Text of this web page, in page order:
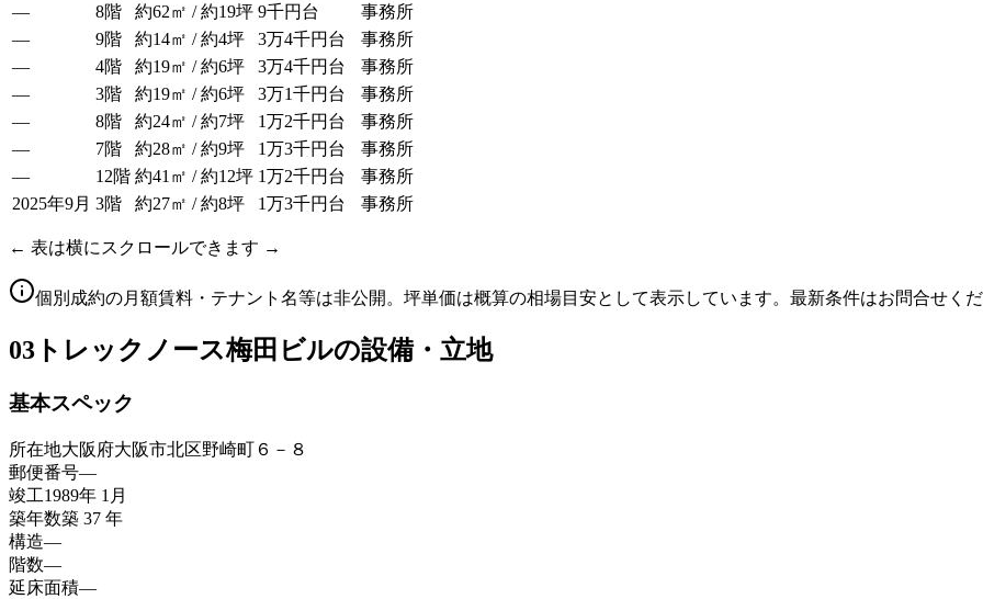
—
8階 約62㎡ / 約19坪 9千円台
事務所
—
9階 約14㎡ / 約4坪 3万4千円台
事務所
—
4階 約19㎡ / 約6坪 3万4千円台
事務所
—
3階 約19㎡ / 約6坪 3万1千円台
事務所
—
8階 約24㎡ / 約7坪 1万2千円台
事務所
—
7階 約28㎡ / 約9坪 1万3千円台
事務所
—
12階 約41㎡ / 約12坪 1万2千円台
事務所
2025年9月 3階 約27㎡ / 約8坪 1万3千円台 事務所
← 表は横にスクロールできます →
個別成約の月額賃料・テナント名等は非公開。坪単価は概算の相場目安として表示しています。最新条件はお問合せく
03 トレックノース梅田ビルの設備・立地
基本スペック
所在地大阪府大阪市北区野崎町６－８
郵便番号—
竣工1989年 1月
築年数築 37 年
構造—
階数—
延床面積—